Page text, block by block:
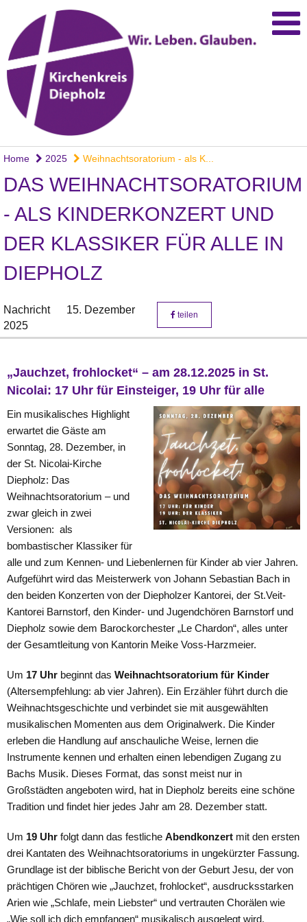
Home 2025 Weihnachtsoratorium - als K...
DAS WEIHNACHTSORATORIUM
- ALS KINDERKONZERT UND
DER KLASSIKER FÜR ALLE IN
DIEPHOLZ
Nachricht
15. Dezember
2025
teilen
„Jauchzet, frohlocket“ – am 28.12.2025 in St.
Nicolai: 17 Uhr für Einsteiger, 19 Uhr für alle
Ein musikalisches Highlight
erwartet die Gäste am
Sonntag, 28. Dezember, in
der St. Nicolai-Kirche
Diepholz: Das
Weihnachtsoratorium – und
zwar gleich in zwei
Versionen: als
bombastischer Klassiker für
alle und zum Kennen- und Liebenlernen für Kinder ab vier Jahren.
Aufgeführt wird das Meisterwerk von Johann Sebastian Bach in
den beiden Konzerten von der Diepholzer Kantorei, der St.Veit-
Kantorei Barnstorf, den Kinder- und Jugendchören Barnstorf und
Diepholz sowie dem Barockorchester „Le Chardon“, alles unter
der Gesamtleitung von Kantorin Meike Voss-Harzmeier.
Um 17 Uhr beginnt das Weihnachtsoratorium für Kinder
(Altersempfehlung: ab vier Jahren). Ein Erzähler führt durch die
Weihnachtsgeschichte und verbindet sie mit ausgewählten
musikalischen Momenten aus dem Originalwerk. Die Kinder
erleben die Handlung auf anschauliche Weise, lernen die
Instrumente kennen und erhalten einen lebendigen Zugang zu
Bachs Musik. Dieses Format, das sonst meist nur in
Großstädten angeboten wird, hat in Diepholz bereits eine schöne
Tradition und findet hier jedes Jahr am 28. Dezember statt.
Um 19 Uhr folgt dann das festliche Abendkonzert mit den ersten
drei Kantaten des Weihnachtsoratoriums in ungekürzter Fassung.
Grundlage ist der biblische Bericht von der Geburt Jesu, der von
prächtigen Chören wie „Jauchzet, frohlocket“, ausdrucksstarken
Arien wie „Schlafe, mein Liebster“ und vertrauten Chorälen wie
„Wie soll ich dich empfangen“ musikalisch ausgelegt wird.